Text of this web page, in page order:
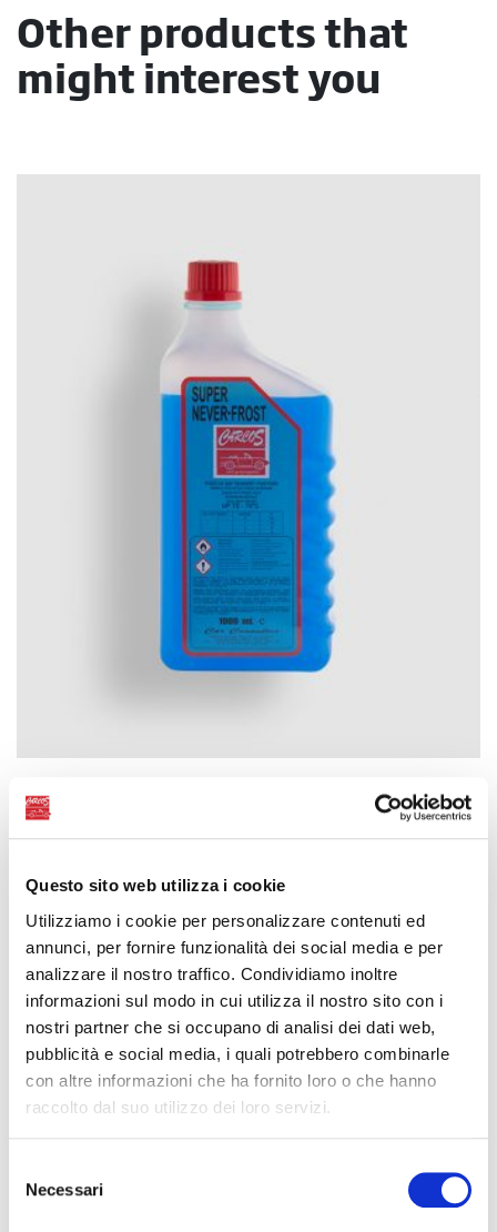
Questo sito web utilizza i cookie
Utilizziamo i cookie per personalizzare contenuti ed
annunci, per fornire funzionalità dei social media e per
analizzare il nostro traffico. Condividiamo inoltre
informazioni sul modo in cui utilizza il nostro sito con i
nostri partner che si occupano di analisi dei dati web,
pubblicità e social media, i quali potrebbero combinarle
con altre informazioni che ha fornito loro o che hanno
raccolto dal suo utilizzo dei loro servizi.
delNecessari
Other products that
might interest you
NEVER FROST 1LT